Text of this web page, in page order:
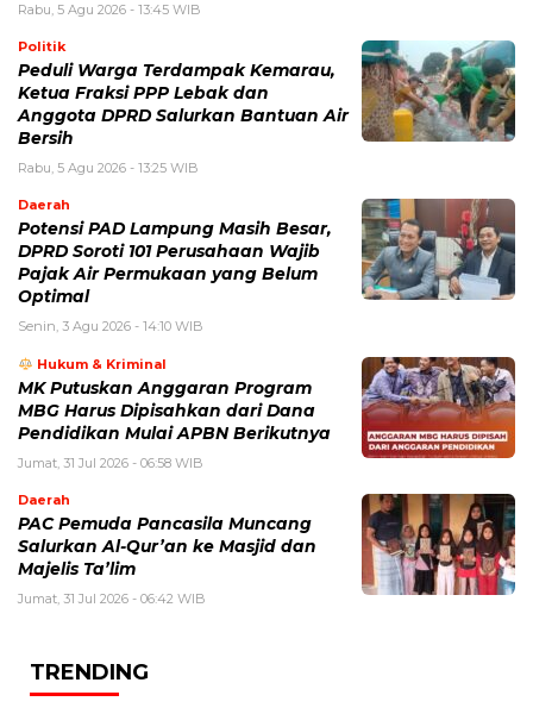
Rabu, 5 Agu 2026 - 13:45 WIB
Politik
Peduli Warga Terdampak Kemarau,
Ketua Fraksi PPP Lebak dan
Anggota DPRD Salurkan Bantuan Air
Bersih
Rabu, 5 Agu 2026 - 13:25 WIB
Daerah
Potensi PAD Lampung Masih Besar,
DPRD Soroti 101 Perusahaan Wajib
Pajak Air Permukaan yang Belum
Optimal
Senin, 3 Agu 2026 - 14:10 WIB
Hukum & Kriminal
MK Putuskan Anggaran Program
MBG Harus Dipisahkan dari Dana
Pendidikan Mulai APBN Berikutnya
Jumat, 31 Jul 2026 - 06:58 WIB
Daerah
PAC Pemuda Pancasila Muncang
Salurkan Al-Qur’an ke Masjid dan
Majelis Ta’lim
Jumat, 31 Jul 2026 - 06:42 WIB
TRENDING